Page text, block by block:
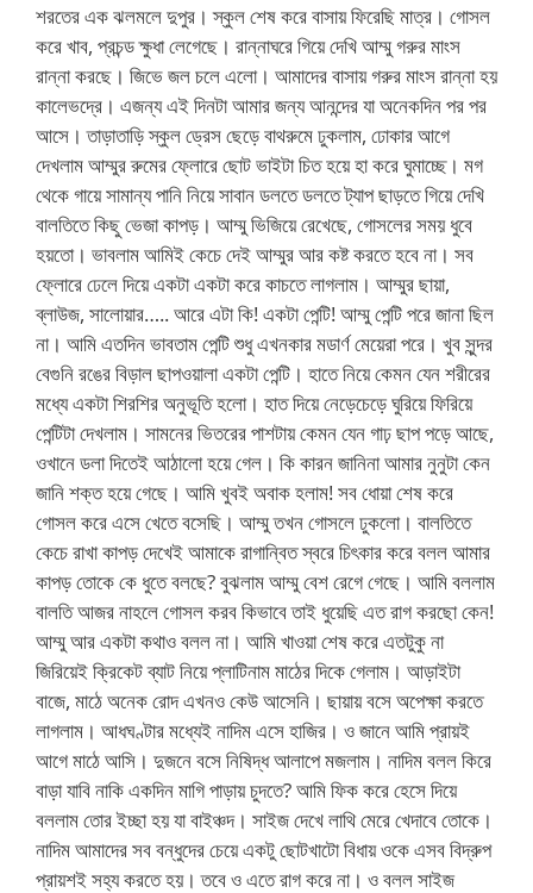
শরতের এক ঝলমলে দুপুর। স্কুল শেষ করে বাসায় ফিরেছি মাত্র। গোসল
করে খাব, প্রচন্ড ক্ষুধা লেগেছে। রান্নাঘরে গিয়ে দেখি আম্মু গরুর মাংস
রান্না করছে। জিভে জল চলে এলো। আমাদের বাসায় গরুর মাংস রান্না হয়
কালেভদ্রে। এজন্য এই দিনটা আমার জন্য আনন্দের যা অনেকদিন পর পর
আসে। তাড়াতাড়ি স্কুল ড্রেস ছেড়ে বাথরুমে ঢুকলাম, ঢোকার আগে
দেখলাম আম্মুর রুমের ফ্লোরে ছোট ভাইটা চিত হয়ে হা করে ঘুমাচ্ছে। মগ
থেকে গায়ে সামান্য পানি নিয়ে সাবান ডলতে ডলতে ট্যাপ ছাড়তে গিয়ে দেখি
বালতিতে কিছু ভেজা কাপড়। আম্মু ভিজিয়ে রেখেছে, গোসলের সময় ধুবে
হয়তো। ভাবলাম আমিই কেচে দেই আম্মুর আর কষ্ট করতে হবে না। সব
ফ্লোরে ঢেলে দিয়ে একটা একটা করে কাচতে লাগলাম। আম্মুর ছায়া,
ব্লাউজ, সালোয়ার….. আরে এটা কি! একটা পেন্টি! আম্মু পেন্টি পরে জানা ছিল
না। আমি এতদিন ভাবতাম পেন্টি শুধু এখনকার মডার্ণ মেয়েরা পরে। খুব সুন্দর
বেগুনি রঙের বিড়াল ছাপওয়ালা একটা পেন্টি। হাতে নিয়ে কেমন যেন শরীরের
মধ্যে একটা শিরশির অনুভূতি হলো। হাত দিয়ে নেড়েচেড়ে ঘুরিয়ে ফিরিয়ে
পেন্টিটা দেখলাম। সামনের ভিতরের পাশটায় কেমন যেন গাঢ় ছাপ পড়ে আছে,
ওখানে ডলা দিতেই আঠালো হয়ে গেল। কি কারন জানিনা আমার নুনুটা কেন
জানি শক্ত হয়ে গেছে। আমি খুবই অবাক হলাম! সব ধোয়া শেষ করে
গোসল করে এসে খেতে বসেছি। আম্মু তখন গোসলে ঢুকলো। বালতিতে
কেচে রাখা কাপড় দেখেই আমাকে রাগান্বিত স্বরে চিৎকার করে বলল আমার
কাপড় তোকে কে ধুতে বলছে? বুঝলাম আম্মু বেশ রেগে গেছে। আমি বললাম
বালতি আজর নাহলে গোসল করব কিভাবে তাই ধুয়েছি এত রাগ করছো কেন!
আম্মু আর একটা কথাও বলল না। আমি খাওয়া শেষ করে এতটুকু না
জিরিয়েই ক্রিকেট ব্যাট নিয়ে প্লাটিনাম মাঠের দিকে গেলাম। আড়াইটা
বাজে, মাঠে অনেক রোদ এখনও কেউ আসেনি। ছায়ায় বসে অপেক্ষা করতে
লাগলাম। আধঘণ্টার মধ্যেই নাদিম এসে হাজির। ও জানে আমি প্রায়ই
আগে মাঠে আসি। দুজনে বসে নিষিদ্ধ আলাপে মজলাম। নাদিম বলল কিরে
বাড়া যাবি নাকি একদিন মাগি পাড়ায় চুদতে? আমি ফিক করে হেসে দিয়ে
বললাম তোর ইচ্ছা হয় যা বাইঞ্চদ। সাইজ দেখে লাথি মেরে খেদাবে তোকে।
নাদিম আমাদের সব বন্ধুদের চেয়ে একটু ছোটখাটো বিধায় ওকে এসব বিদ্রুপ
প্রায়শই সহ্য করতে হয়। তবে ও এতে রাগ করে না। ও বলল সাইজ